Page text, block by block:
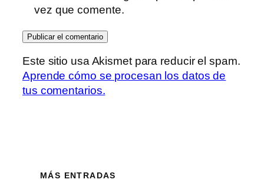
vez que comente.
Este sitio usa Akismet para reducir el spam.
Aprende cómo se procesan los datos de
tus comentarios.
MÁS ENTRADAS